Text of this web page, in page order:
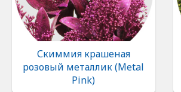
Скиммия крашеная
розовый металлик (Metal
Pink)